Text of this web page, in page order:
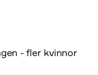
- fler kvinnor